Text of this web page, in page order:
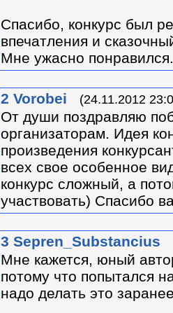
Спасибо, конкурс был
впечатления и
Мне ужасно понравился.
2 Vorobei (24.11.2012
От души поздравляю
организаторам. Идея
произведения
всех свое особенное
конкурс сложный, а
участвовать) Спасибо
3 Sepren_Substancius
Мне кажется, юный
потому что попытался
надо делать это